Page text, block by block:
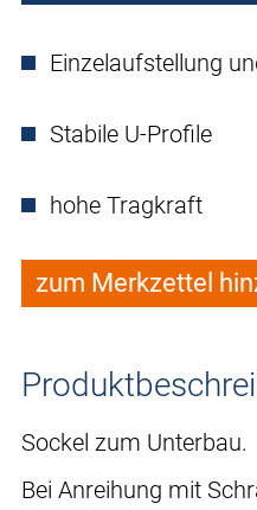
Einzelaufstellung
Stabile U-Profile
hohe Tragkraft
zum Merkzettel
Sockel zum Unterbau.
Bei Anreihung mit